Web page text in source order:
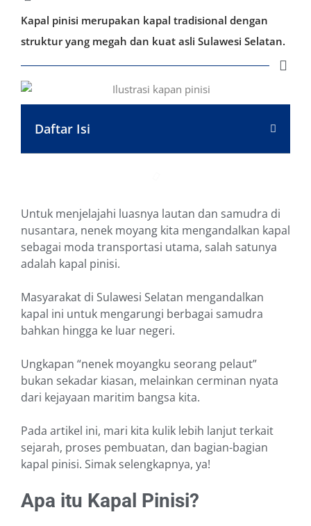
Kapal pinisi merupakan kapal tradisional dengan
struktur yang megah dan kuat asli Sulawesi Selatan.
Daftar Isi
Untuk menjelajahi luasnya lautan dan samudra di
nusantara, nenek moyang kita mengandalkan kapal
sebagai moda transportasi utama, salah satunya
adalah kapal pinisi.
Masyarakat di Sulawesi Selatan mengandalkan
kapal ini untuk mengarungi berbagai samudra
bahkan hingga ke luar negeri.
Ungkapan “nenek moyangku seorang pelaut”
bukan sekadar kiasan, melainkan cerminan nyata
dari kejayaan maritim bangsa kita.
Pada artikel ini, mari kita kulik lebih lanjut terkait
sejarah, proses pembuatan, dan bagian-bagian
kapal pinisi. Simak selengkapnya, ya!
Apa itu Kapal Pinisi?